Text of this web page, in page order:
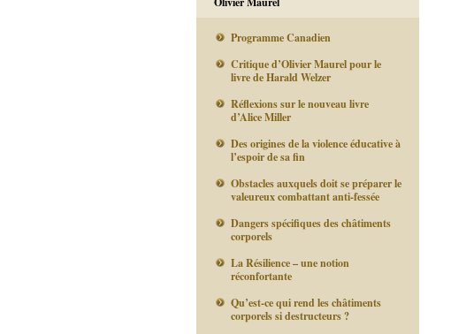
Programme Canadien
Critique d’Olivier Maurel pour le
livre de Harald Welzer
Réflexions sur le nouveau livre
d’Alice Miller
Des origines de la violence éducative à
l’espoir de sa fin
Obstacles auxquels doit se préparer le
valeureux combattant anti-fessée
Dangers spécifiques des châtiments
corporels
La Résilience – une notion
réconfortante
Qu’est-ce qui rend les châtiments
corporels si destructeurs ?